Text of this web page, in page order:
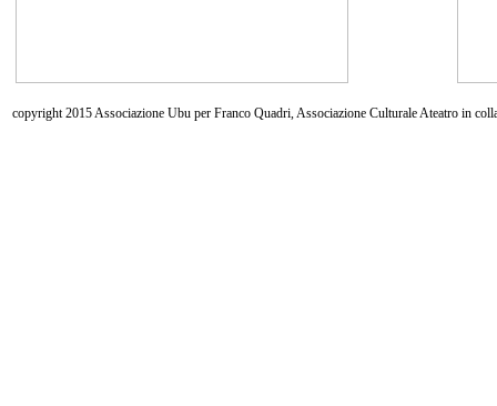
copyright 2015 Associazione Ubu per Franco Quadri, Associazione Culturale Ateatro in